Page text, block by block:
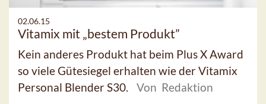
02.06.15
Vitamix mit „bestem Produkt”
Kein anderes Produkt hat beim Plus X Award
so viele Gütesiegel erhalten wie der Vitamix
Personal Blender S30.
Von Redaktion